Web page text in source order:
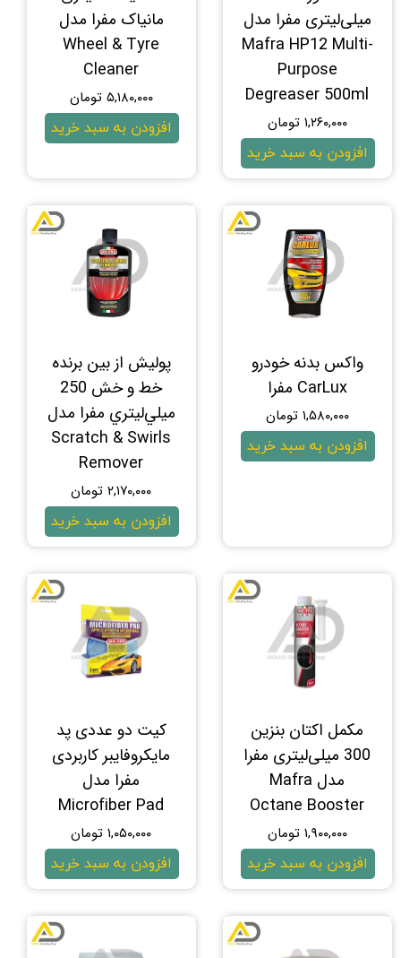
میلی‌لیتری مفرا مدل
Mafra HP12 Multi-
Purpose
Degreaser 500ml
۱,۲۶۰,۰۰۰ تومان
افزودن به سبد خرید
مانیاک مفرا مدل
Wheel & Tyre
Cleaner
۵,۱۸۰,۰۰۰ تومان
افزودن به سبد خرید
واکس بدنه خودرو
CarLux مفرا
۱,۵۸۰,۰۰۰ تومان
افزودن به سبد خرید
پوليش از بين برنده
خط و خش 250
ميلي‌ليتري مفرا مدل
Scratch & Swirls
Remover
۲,۱۷۰,۰۰۰ تومان
افزودن به سبد خرید
مکمل اکتان بنزین
300 میلی‌لیتری مفرا
مدل Mafra
Octane Booster
۱,۹۰۰,۰۰۰ تومان
افزودن به سبد خرید
کیت دو عددی پد
مایکروفایبر کاربردی
مفرا مدل
Microfiber Pad
۱,۰۵۰,۰۰۰ تومان
افزودن به سبد خرید